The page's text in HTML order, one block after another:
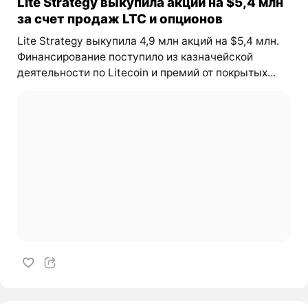
за счет продаж LTC и опционов
Lite Strategy выкупила 4,9 млн акций на $5,4 млн.
Финансирование поступило из казначейской
деятельности по Litecoin и премий от покрытых...